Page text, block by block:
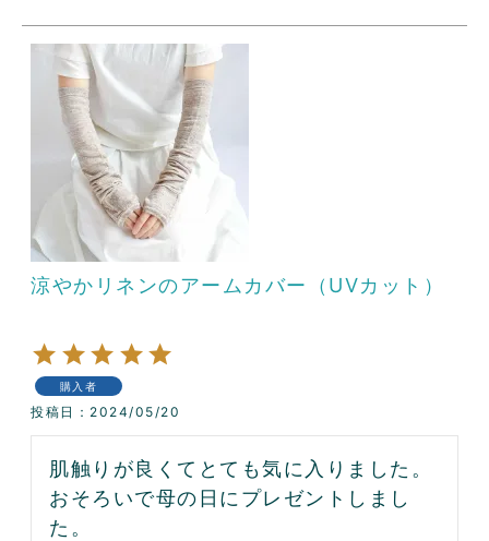
涼やかリネンのアームカバー（UVカット）
購入者
投稿日 2024/05/20
肌触りが良くてとても気に入りました。
おそろいで母の日にプレゼントしまし
た。